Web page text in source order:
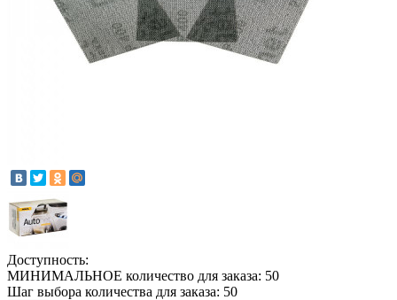
Доступность:
МИНИМАЛЬНОЕ количество для заказа: 50
Шаг выбора количества для заказа: 50